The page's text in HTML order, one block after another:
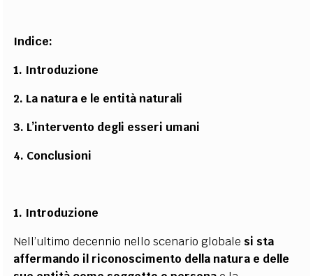
Indice:
1. Introduzione
2. La natura e le entità naturali
3. L’intervento degli esseri umani
4. Conclusioni
1. Introduzione
Nell’ultimo decennio nello scenario globale si sta
affermando il riconoscimento della natura e delle